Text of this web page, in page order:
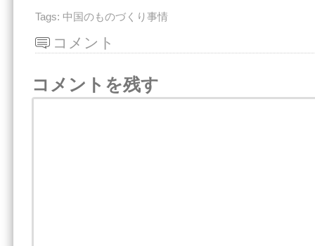
Tags: 中国のものづくり事情
コメント
コメントを残す